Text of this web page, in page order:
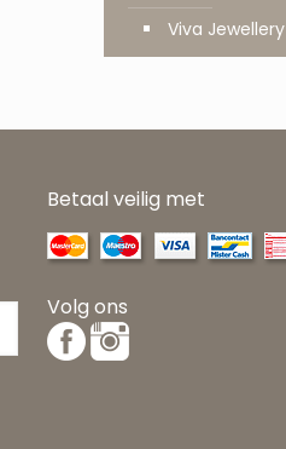
Viva Jewellery
Betaal veilig met
Volg ons